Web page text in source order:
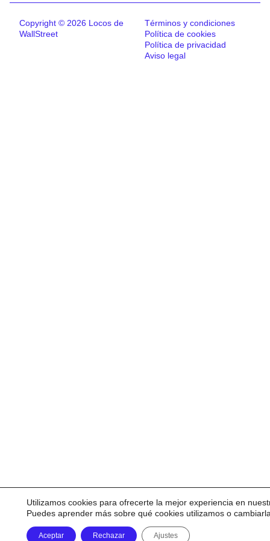
Copyright © 2026 Locos de
WallStreet
Términos y condiciones
Política de cookies
Política de privacidad
Aviso legal
Utilizamos cookies para ofrecerte la mejor experiencia en
Puedes aprender más sobre qué cookies utilizamos o
Aceptar Rechazar Ajustes